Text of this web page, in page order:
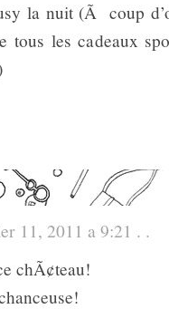
la nuit (Ã coup
les cadeaux
11, 2011 a 9:21 . .
chÃ¢teau!